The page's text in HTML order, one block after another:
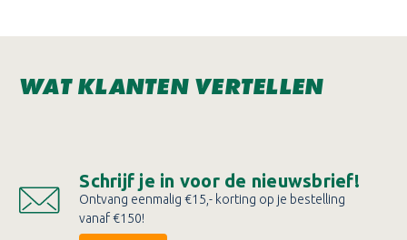
WAT KLANTEN VERTELLEN
Schrijf je in voor de nieuwsbrief!
Ontvang eenmalig €15,- korting op je bestelling
vanaf €150!